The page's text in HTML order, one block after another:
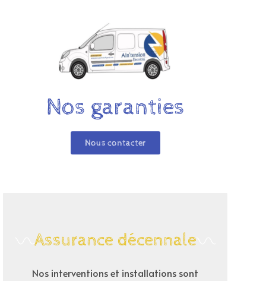
Nos garanties
Nous contacter
Assurance décennale
Nos interventions et installations sont